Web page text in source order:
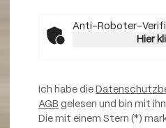
Anti-Roboter-
Hier
Ich habe die
AGB gelesen und bin mit
Die mit einem Stern (*)